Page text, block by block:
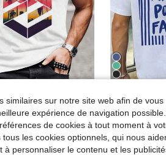
à col rond et manches courtes pour hommes avec motif géométrique de coucher de soleil sur la plage Entrepôt UE T-shirt
#3 BEST-
7,99€
similaires sur notre site web afin de
expérience de navigation
de cookies à tout moment à
les cookies optionnels, qui nous
personnaliser le contenu et les